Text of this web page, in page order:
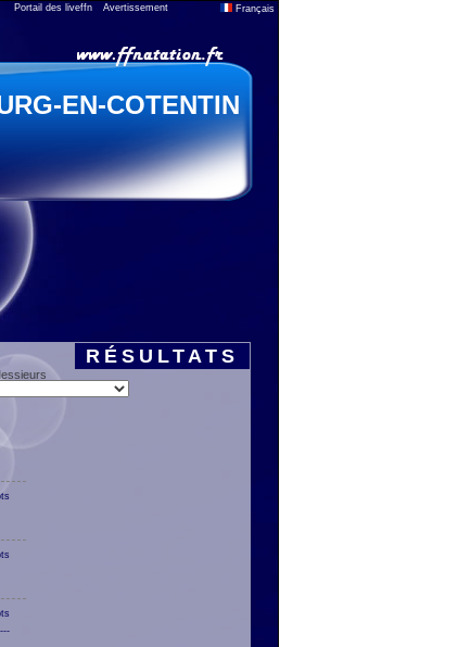
Portail des liveffn Avertissement Français
EN-COTENTIN
RÉSULTATS
---